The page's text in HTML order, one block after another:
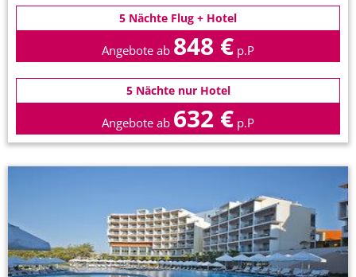
5 Nächte Flug + Hotel
Angebote ab 848 € p.P
5 Nächte nur Hotel
Angebote ab 632 € p.P